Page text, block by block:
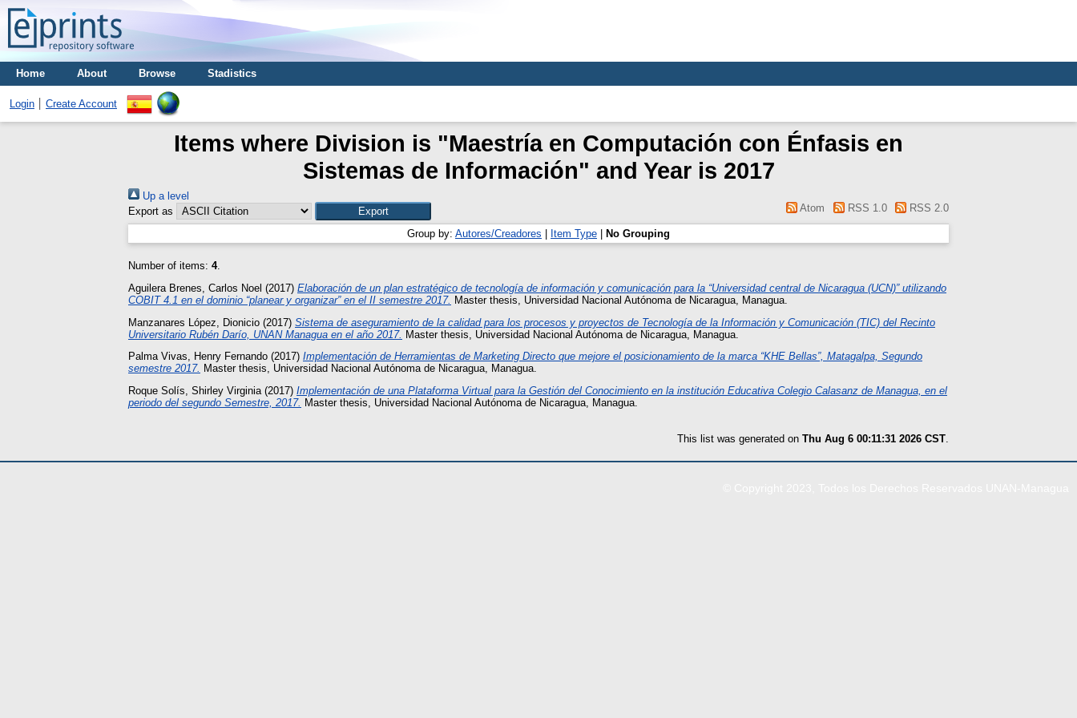
Home About Browse Stadistics
Login Create Account
Items where Division is "Maestría en Computación con Énfasis en
Sistemas de Información" and Year is 2017
Up a level
Export as
Atom RSS 1.0 RSS 2.0
Group by: Autores/Creadores Item Type No Grouping
Number of items: 4.
Aguilera Brenes, Carlos Noel (2017) Elaboración de un plan estratégico de tecnología de información y comunicación para la “Universidad central de Nicaragua (UCN)” utilizando
COBIT 4.1 en el dominio “planear y organizar” en el II semestre 2017. Master thesis, Universidad Nacional Autónoma de Nicaragua, Managua.
Manzanares López, Dionicio (2017) Sistema de aseguramiento de la calidad para los procesos y proyectos de Tecnología de la Información y Comunicación (TIC) del Recinto
Universitario Rubén Darío, UNAN Managua en el año 2017. Master thesis, Universidad Nacional Autónoma de Nicaragua, Managua.
Palma Vivas, Henry Fernando (2017) Implementación de Herramientas de Marketing Directo que mejore el posicionamiento de la marca “KHE Bellas”, Matagalpa, Segundo
semestre 2017. Master thesis, Universidad Nacional Autónoma de Nicaragua, Managua.
Roque Solís, Shirley Virginia(2017) Implementación de una Plataforma Virtual para la Gestión del Conocimiento en la institución Educativa Colegio Calasanz de Managua, en el
periodo del segundo Semestre, 2017. Master thesis, Universidad Nacional Autónoma de Nicaragua, Managua.
This list was generated on Thu Aug 6 00:11:31 2026 CST.